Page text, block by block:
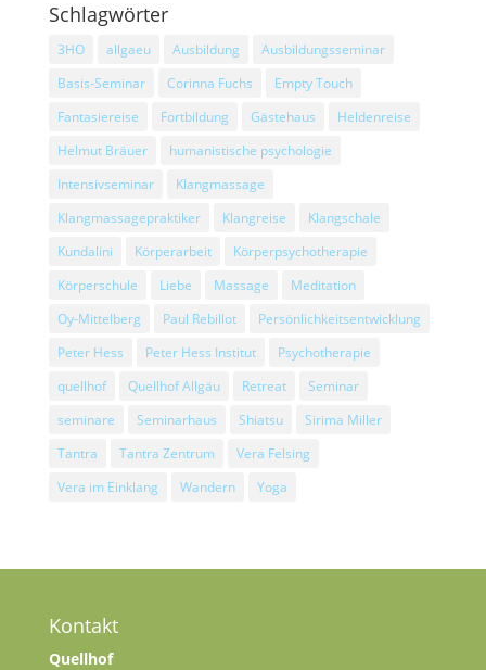
Schlagwörter
3HO allgaeu Ausbildung
Ausbildungsseminar
Basis-Seminar
Corinna Fuchs
Empty Touch
Fantasiereise
Fortbildung Gästehaus
Heldenreise
Helmut Bräuer
humanistische psychologie
Intensivseminar
Klangmassage
Klangmassagepraktiker
Klangreise
Klangschale
Kundalini
Körperarbeit
Körperpsychotherapie
Körperschule
Liebe Massage
Meditation
Oy-Mittelberg
Paul Rebillot
Persönlichkeitsentwicklung
Peter Hess
Peter Hess Institut
Psychotherapie
quellhof
Quellhof Allgäu Retreat
Seminar
seminare
Seminarhaus Shiatsu
Sirima Miller
Tantra
Tantra Zentrum
Vera Felsing
Vera im Einklang
Wandern Yoga
Kontakt
Quellhof